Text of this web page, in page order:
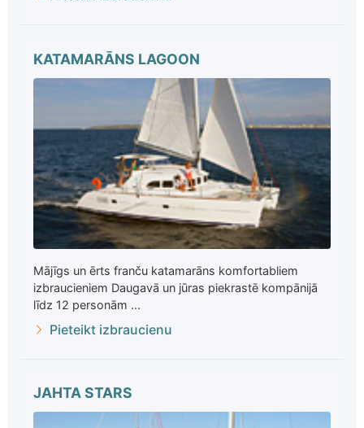
KATAMARĀNS LAGOON
Mājīgs un ērts franču katamarāns komfortabliem
izbraucieniem Daugavā un jūras piekrastē kompānijā
līdz 12 personām ...
Pieteikt izbraucienu
JAHTA STARS